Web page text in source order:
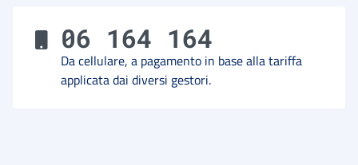
06 164 164
Da cellulare, a pagamento in base alla tariffa
applicata dai diversi gestori.